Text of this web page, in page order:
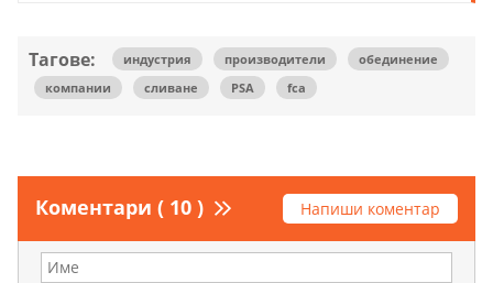
Тагове: индустрия производители
обединение
компании
сливане PSA fca
Коментари ( 10 ) Напиши коментар